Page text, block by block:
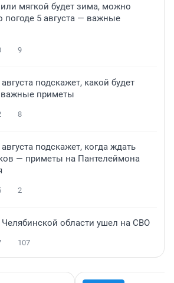
мягкой будет зима, можно
погоде 5 августа — важные
9
подскажет, какой будет
приметы
8
подскажет, когда ждать
— приметы на Пантелеймона
2
области ушел на СВО
107